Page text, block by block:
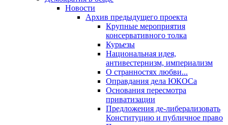
Новости
Архив предыдущего проекта
Крупные мероприятия
консервативного толка
Курьезы
Национальная идея,
антивестернизм, империализм
О странностях любви...
Оправдания дела ЮКОСа
Основания пересмотра
приватизации
Предложения де-либерализовать
Конституцию и публичное право